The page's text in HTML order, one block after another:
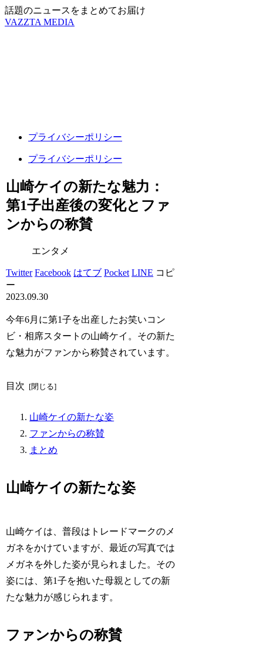
話題のニュースをまとめてお届け
VAZZTA MEDIA
プライバシーポリシー
プライバシーポリシー
山崎ケイの新たな魅力：
第1子出産後の変化とファ
ンからの称賛
エンタメ
Twitter Facebook はてブ Pocket LINE コピ
ー
2023.09.30
今年6月に第1子を出産したお笑いコン
ビ・相席スタートの山崎ケイ。その新た
な魅力がファンから称賛されています。
目次
山崎ケイの新たな姿
ファンからの称賛
まとめ
山崎ケイの新たな姿
山崎ケイは、普段はトレードマークのメ
ガネをかけていますが、最近の写真では
メガネを外した姿が見られました。その
姿には、第1子を抱いた母親としての新
たな魅力が感じられます。
ファンからの称賛